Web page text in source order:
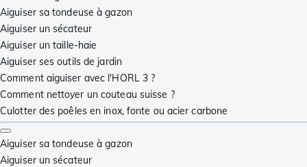
Aiguiser sa tondeuse à gazon
Aiguiser un sécateur
Aiguiser un taille-haie
Aiguiser ses outils de jardin
Comment aiguiser avec l'HORL 3 ?
Comment nettoyer un couteau suisse ?
Culotter des poêles en inox, fonte ou acier carbone
Aiguiser sa tondeuse à gazon
Aiguiser un sécateur